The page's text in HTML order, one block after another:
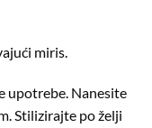
miris.
upotrebe. Nanesite
Stilizirajte po želji